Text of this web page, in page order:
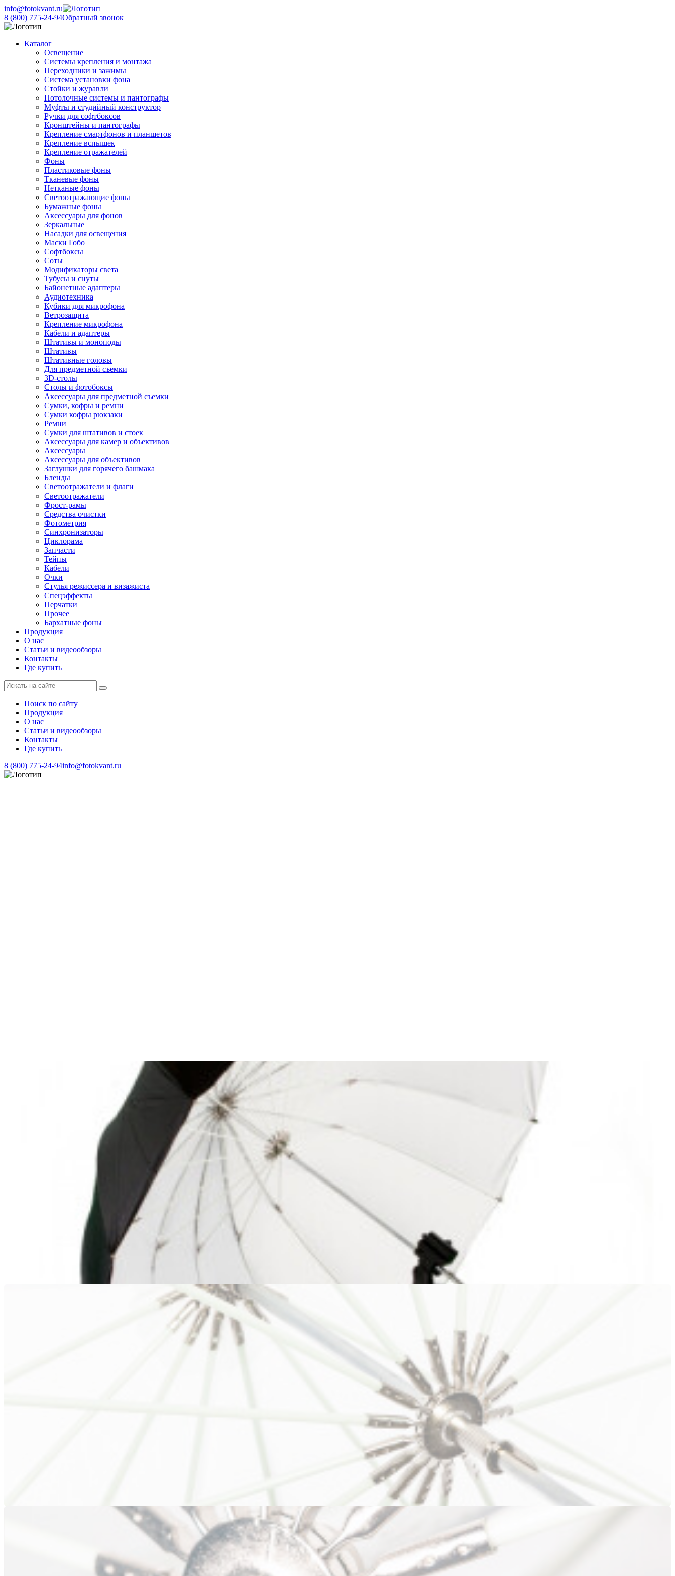
info@fotokvant.ru
8 (800) 775-24-94Обратный звонок
Каталог
Освещение
Системы крепления и монтажа
Переходники и зажимы
Система установки фона
Стойки и журавли
Потолочные системы и пантографы
Муфты и студийный конструктор
Ручки для софтбоксов
Кронштейны и пантографы
Крепление смартфонов и планшетов
Крепление вспышек
Крепление отражателей
Фоны
Пластиковые фоны
Тканевые фоны
Нетканые фоны
Светоотражающие фоны
Бумажные фоны
Аксессуары для фонов
Зеркальные
Насадки для освещения
Маски Гобо
Софтбоксы
Соты
Модификаторы света
Тубусы и снуты
Байонетные адаптеры
Аудиотехника
Кубики для микрофона
Ветрозащита
Крепление микрофона
Кабели и адаптеры
Штативы и моноподы
Штативы
Штативные головы
Для предметной съемки
3D-столы
Столы и фотобоксы
Аксессуары для предметной съемки
Сумки, кофры и ремни
Сумки кофры рюкзаки
Ремни
Сумки для штативов и стоек
Аксессуары для камер и объективов
Аксессуары
Аксессуары для объективов
Заглушки для горячего башмака
Бленды
Светоотражатели и флаги
Светоотражатели
Фрост-рамы
Средства очистки
Фотометрия
Синхронизаторы
Циклорама
Запчасти
Тейпы
Кабели
Очки
Стулья режиссера и визажиста
Спецэффекты
Перчатки
Прочее
Бархатные фоны
Продукция
О нас
Статьи и видеообзоры
Контакты
Где купить
Поиск по сайту
Продукция
О нас
Статьи и видеообзоры
Контакты
Где купить
8 (800) 775-24-94info@fotokvant.ru